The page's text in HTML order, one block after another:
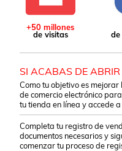
+50 millones
de visitas
SI ACABAS DE
Como tu objetivo es
de comercio electrónico
tu tienda en línea y accede a
Completa tu registro de
documentos necesarios y
comenzar tu proceso de